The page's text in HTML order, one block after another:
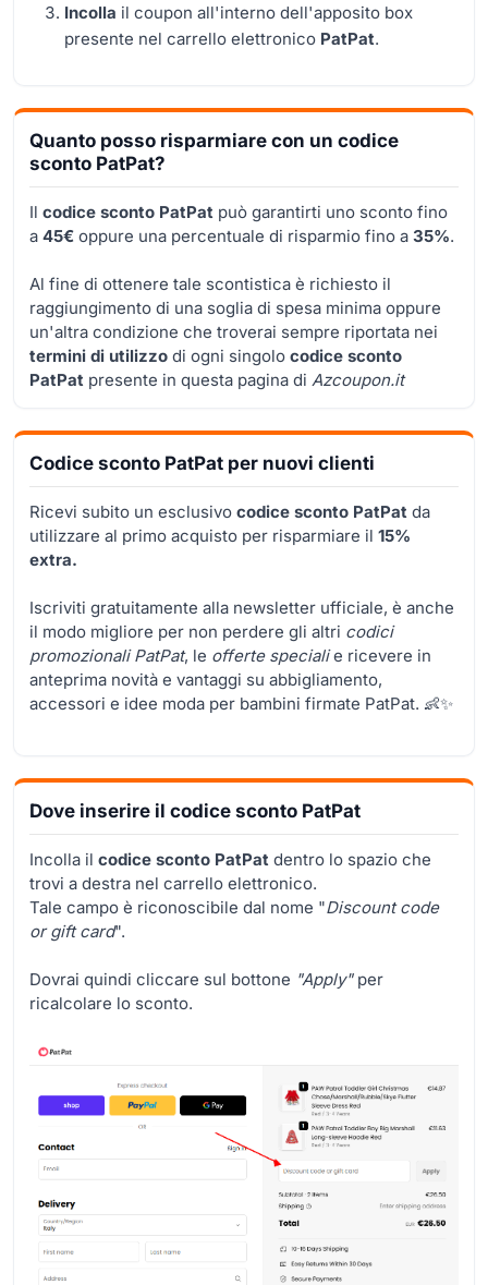
Incolla il coupon all'interno dell'apposito box
presente nel carrello elettronico PatPat.
Quanto posso risparmiare con un codice
sconto PatPat?
Il codice sconto PatPat può garantirti uno sconto fino
a 45€ oppure una percentuale di risparmio fino a 35%.
Al fine di ottenere tale scontistica è richiesto il
raggiungimento di una soglia di spesa minima oppure
un'altra condizione che troverai sempre riportata nei
termini di utilizzo di ogni singolo codice sconto
PatPat presente in questa pagina di Azcoupon.it
Codice sconto PatPat per nuovi clienti
Ricevi subito un esclusivo codice sconto PatPat da
utilizzare al primo acquisto per risparmiare il 15%
extra.
Iscriviti gratuitamente alla newsletter ufficiale, è anche
il modo migliore per non perdere gli altri codici
promozionali PatPat, le offerte specialie ricevere in
anteprima novità e vantaggi su abbigliamento,
accessori e idee moda per bambini firmate PatPat. 👶✨
Dove inserire il codice sconto PatPat
Incolla il codice sconto PatPat dentro lo spazio che
trovi a destra nel carrello elettronico.
Tale campo è riconoscibile dal nome "Discount code
or gift card".
Dovrai quindi cliccare sul bottone "Apply"per
ricalcolare lo sconto.